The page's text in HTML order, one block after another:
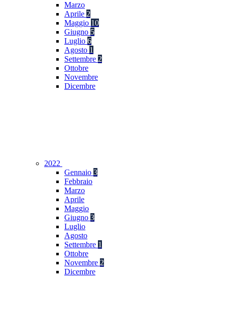
Marzo
Aprile 2
Maggio 10
Giugno 5
Luglio 6
Agosto 1
Settembre 2
Ottobre
Novembre
Dicembre
2022
Gennaio 3
Febbraio
Marzo
Aprile
Maggio
Giugno 3
Luglio
Agosto
Settembre 1
Ottobre
Novembre 2
Dicembre